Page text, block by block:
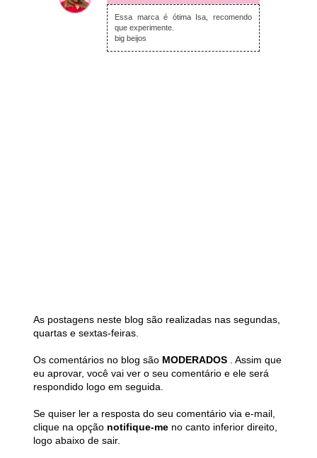
domingo, outubro 30, 2022
Essa marca é ótima Isa, recomendo
que experimente.
big beijos
As postagens neste blog são realizadas nas segundas,
quartas e sextas-feiras.
Os comentários no blog são MODERADOS
. Assim que
eu aprovar, você vai ver o seu comentário e ele será
respondido logo em seguida.
Se quiser ler a resposta do seu comentário via e-mail,
clique na opção notifique-me no canto inferior direito,
logo abaixo de sair.